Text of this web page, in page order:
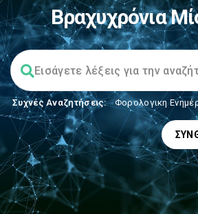
Βραχυχρόνια
Συχνές Αναζητήσεις: Φορολογικη